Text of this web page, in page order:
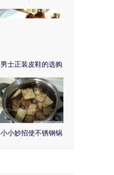
男士正装皮鞋的选购
小小妙招使不锈钢锅